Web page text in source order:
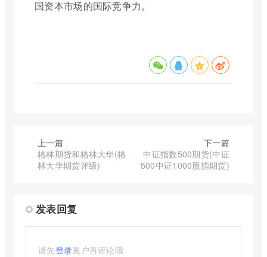
国资本市场的国际竞争力。
上一篇
格林期货和格林大华(格
林大华期货评级)
下一篇
中证指数500期货(中证
500中证1000股指期货)
发表回复
请先登录账户再评论哦